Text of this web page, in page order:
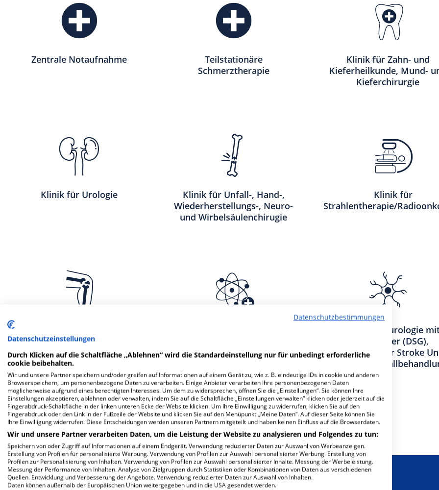
Zentrale Notaufnahme
Teilstationäre
Schmerztherapie
Klinik für Zahn- und
Kieferheilkunde, Mund-
Kieferchirurgie
Klinik für Urologie
Klinik für Unfall-, Hand-,
Wiederherstellungs-, Neuro-
und Wirbelsäulenchirugie
Klinik für
Strahlentherapie/
Klinik für Neurologie
zertifizierter (DSG),
überregionaler Stroke
WeitereFachabteilungen 13
Mehr Informationen
Besondere Merkmale
Datenschutzbestimmungen
Datenschutzeinstellungen
Durch Klicken auf die Schaltfläche „Ablehnen“ wird die Standardeinstellung nur für unbedingt erforderliche
cookie beibehalten.
Wir und unsere Partner speichern und/oder greifen auf Informationen auf einem Gerät zu, wie z. B. eindeutige IDs in cookie und anderen
Browserspeichern, um personenbezogene Daten zu verarbeiten. Einige Anbieter verarbeiten Ihre personenbezogenen Daten
möglicherweise aufgrund eines berechtigten Interesses. Um dem zu widersprechen, öffnen Sie die „Einstellungen“. Sie können Ihre
Einstellungen akzeptieren, ablehnen oder verwalten, indem Sie auf die Schaltfläche „Einstellungen verwalten“ klicken oder jederzeit auf die
Fingerabdruck-Schaltfläche in der linken unteren Ecke der Website klicken. Um Ihre Einwilligung zu widerrufen, klicken Sie auf den
Fingerabdruck oder den Link in der Fußzeile der Website und klicken Sie auf den Menüpunkt „Meine Daten“. Auf dieser Seite können Sie
Ihre Einwilligung widerrufen. Diese Entscheidungen werden unseren Partnern mitgeteilt und haben keinen Einfluss auf die Browserdaten.
Wir und unsere Partner verarbeiten Daten, um die Leistung der Website zu analysieren und Folgendes zu tun:
Speichern von oder Zugriff auf Informationen auf einem Endgerät. Verwendung reduzierter Daten zur Auswahl von Werbeanzeigen.
Erstellung von Profilen für personalisierte Werbung. Verwendung von Profilen zur Auswahl personalisierter Werbung. Erstellung von
Profilen zur Personalisierung von Inhalten. Verwendung von Profilen zur Auswahl personalisierter Inhalte. Messung der Werbeleistung.
Messung der Performance von Inhalten. Analyse von Zielgruppen durch Statistiken oder Kombinationen von Daten aus verschiedenen
Quellen. Entwicklung und Verbesserung der Angebote. Verwendung reduzierter Daten zur Auswahl von Inhalten.
Daten können außerhalb der Europäischen Union weitergegeben und in die USA gesendet werden.